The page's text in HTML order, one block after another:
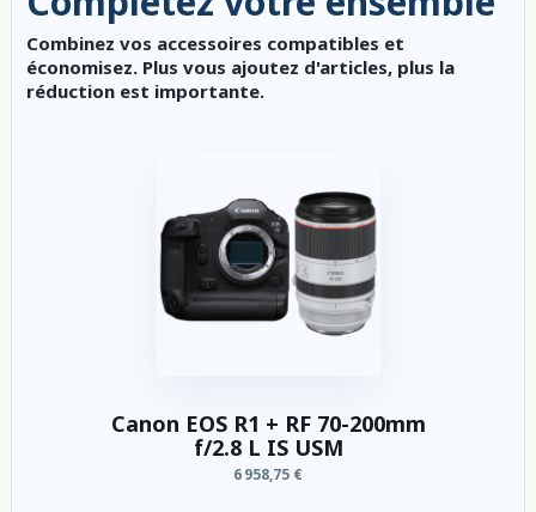
Combinez vos accessoires compatibles et
économisez. Plus vous ajoutez d'articles, plus la
réduction est importante.
Canon EOS R1 + RF 70-200mm
f/2.8 L IS USM
6 958,75 €